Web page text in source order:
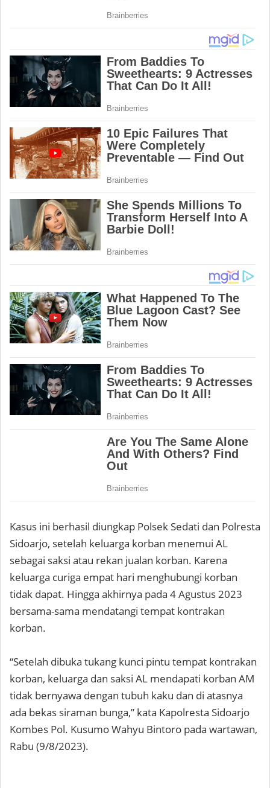
Kasus ini berhasil diungkap Polsek Sedati dan Polresta
Sidoarjo, setelah keluarga korban menemui AL
sebagai saksi atau rekan jualan korban. Karena
keluarga curiga empat hari menghubungi korban
tidak dapat. Hingga akhirnya pada 4 Agustus 2023
bersama-sama mendatangi tempat kontrakan
korban.
“Setelah dibuka tukang kunci pintu tempat kontrakan
korban, keluarga dan saksi AL mendapati korban AM
tidak bernyawa dengan tubuh kaku dan di atasnya
ada bekas siraman bunga,” kata Kapolresta Sidoarjo
Kombes Pol. Kusumo Wahyu Bintoro pada wartawan,
Rabu (9/8/2023).